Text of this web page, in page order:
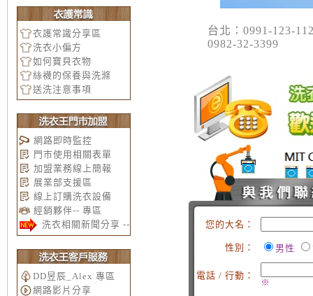
衣護常識分享區
洗衣小偏方
如何寶貝衣物
絲襪的保養與洗滌
送洗注意事項
網路即時監控
門市使用相關表單
加盟業務線上簡報
展業部支援區
線上訂購洗衣設備
經銷夥伴-- 專區
洗衣相關新聞分享 --
DD昱辰_Alex 專區
網路影片分享
台北：0991-123-
0982-32-3399
您的大名：
性別： 男性
電話 / 行動：
※